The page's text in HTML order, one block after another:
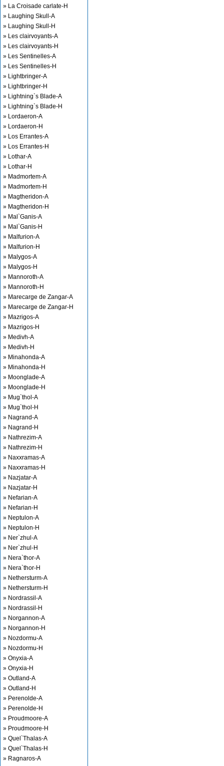
» La Croisade carlate-H
» Laughing Skull-A
» Laughing Skull-H
» Les clairvoyants-A
» Les clairvoyants-H
» Les Sentinelles-A
» Les Sentinelles-H
» Lightbringer-A
» Lightbringer-H
» Lightning`s Blade-A
» Lightning`s Blade-H
» Lordaeron-A
» Lordaeron-H
» Los Errantes-A
» Los Errantes-H
» Lothar-A
» Lothar-H
» Madmortem-A
» Madmortem-H
» Magtheridon-A
» Magtheridon-H
» Mal`Ganis-A
» Mal`Ganis-H
» Malfurion-A
» Malfurion-H
» Malygos-A
» Malygos-H
» Mannoroth-A
» Mannoroth-H
» Marecarge de Zangar-A
» Marecarge de Zangar-H
» Mazrigos-A
» Mazrigos-H
» Medivh-A
» Medivh-H
» Minahonda-A
» Minahonda-H
» Moonglade-A
» Moonglade-H
» Mug`thol-A
» Mug`thol-H
» Nagrand-A
» Nagrand-H
» Nathrezim-A
» Nathrezim-H
» Naxxramas-A
» Naxxramas-H
» Nazjatar-A
» Nazjatar-H
» Nefarian-A
» Nefarian-H
» Neptulon-A
» Neptulon-H
» Ner`zhul-A
» Ner`zhul-H
» Nera`thor-A
» Nera`thor-H
» Nethersturm-A
» Nethersturm-H
» Nordrassil-A
» Nordrassil-H
» Norgannon-A
» Norgannon-H
» Nozdormu-A
» Nozdormu-H
» Onyxia-A
» Onyxia-H
» Outland-A
» Outland-H
» Perenolde-A
» Perenolde-H
» Proudmoore-A
» Proudmoore-H
» Quel`Thalas-A
» Quel`Thalas-H
» Ragnaros-A